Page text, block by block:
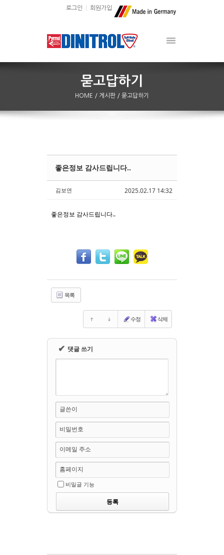
로그인 회원가입
HOME / 게시판 / 묻고답하기
2025.02.17 14:32
좋은정보 감사드립니다..
김보연
좋은정보 감사드립니다..
목록
수정 삭제
✔ 댓글 쓰기
글쓴이
비밀번호
이메일 주소
홈페이지
비밀글 기능
Sketchbook5, 스케치북5
Sketchbook5, 스케치북5
Sketchbook5, 스케치북5
Sketchbook5, 스케치북5